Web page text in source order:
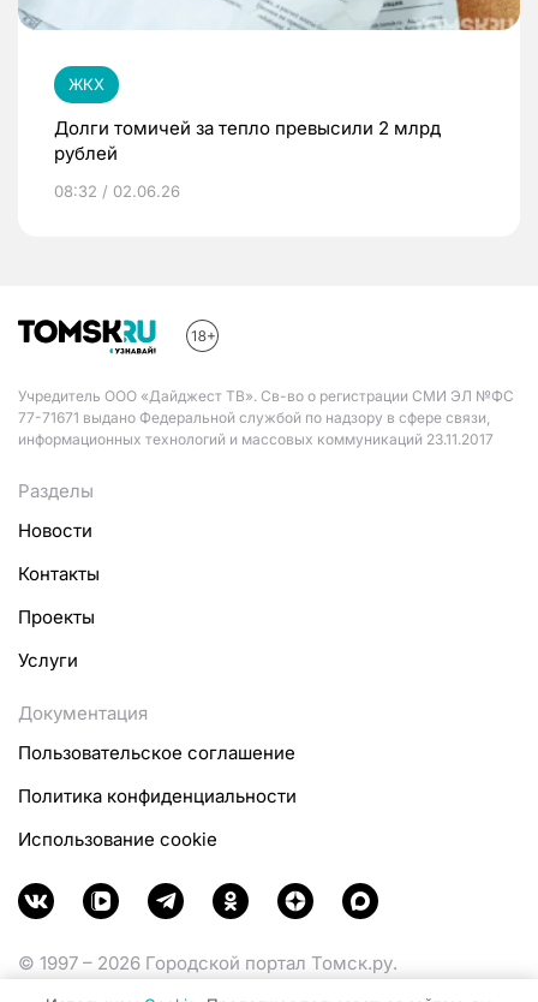
ЖКХ
Долги томичей за тепло превысили 2 млрд
рублей
08:32 / 02.06.26
Учредитель ООО «Дайджест ТВ». Св-во о регистрации СМИ ЭЛ №ФС
77-71671 выдано Федеральной службой по надзору в сфере связи,
информационных технологий и массовых коммуникаций 23.11.2017
Разделы
Новости
Контакты
Проекты
Услуги
Документация
Пользовательское соглашение
Политика конфиденциальности
Использование cookie
© 1997 – 2026 Городской портал Томск.ру.